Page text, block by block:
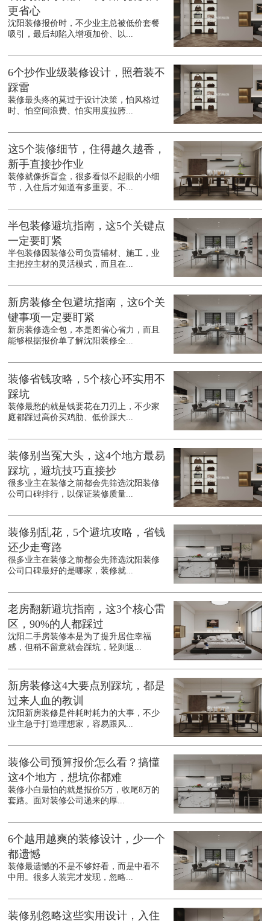
更省心
沈阳装修报价时，不少业主总被低价套餐
吸引，最后却陷入增项加价、以...
6个抄作业级装修设计，照着装不
踩雷
装修最头疼的莫过于设计决策，怕风格过
时、怕空间浪费、怕实用度拉胯...
这5个装修细节，住得越久越香，
新手直接抄作业
装修就像拆盲盒，很多看似不起眼的小细
节，入住后才知道有多重要。不...
半包装修避坑指南，这5个关键点
一定要盯紧
半包装修因装修公司负责辅材、施工，业
主把控主材的灵活模式，而且在...
新房装修全包避坑指南，这6个关
键事项一定要盯紧
新房装修选全包，本是图省心省力，而且
能够根据报价单了解沈阳装修全...
装修省钱攻略，5个核心环实用不
踩坑
装修最愁的就是钱要花在刀刃上，不少家
庭都踩过高价买鸡肋、低价踩大...
装修别当冤大头，这4个地方最易
踩坑，避坑技巧直接抄
很多业主在装修之前都会先筛选沈阳装修
公司口碑排行，以保证装修质量...
装修别乱花，5个避坑攻略，省钱
还少走弯路
很多业主在装修之前都会先筛选沈阳装修
公司口碑最好的是哪家，装修就...
老房翻新避坑指南，这3个核心雷
区，90%的人都踩过
沈阳二手房装修本是为了提升居住幸福
感，但稍不留意就会踩坑，轻则返...
新房装修这4大要点别踩坑，都是
过来人血的教训
沈阳新房装修是件耗时耗力的大事，不少
业主急于打造理想家，容易跟风...
装修公司预算报价怎么看？搞懂
这4个地方，想坑你都难
装修小白最怕的就是报价5万，收尾8万的
套路。面对装修公司递来的厚...
6个越用越爽的装修设计，少一个
都遗憾
装修最遗憾的不是不够好看，而是中看不
中用。很多人装完才发现，忽略...
装修别忽略这些实用设计，入住